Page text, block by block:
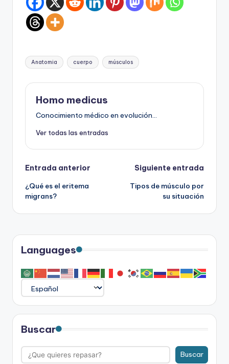
Etiquetas:
Anatomia cuerpo músculos
Homo medicus
Conocimiento médico en evolución...
Ver todas las entradas
Navegación
de
entradas
Entrada anterior
¿Qué es el eritema
migrans?
Siguiente entrada
Tipos de músculo por
su situación
Languages
Buscar
Buscar